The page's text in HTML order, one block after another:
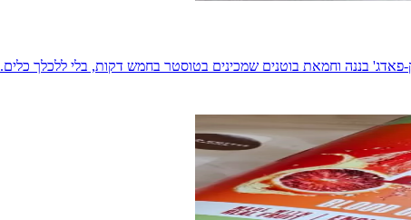
פאדג' בננה וחמאת בוטנים שמכינים בטוסטר בחמש דקות, בלי ללכלך כלים.